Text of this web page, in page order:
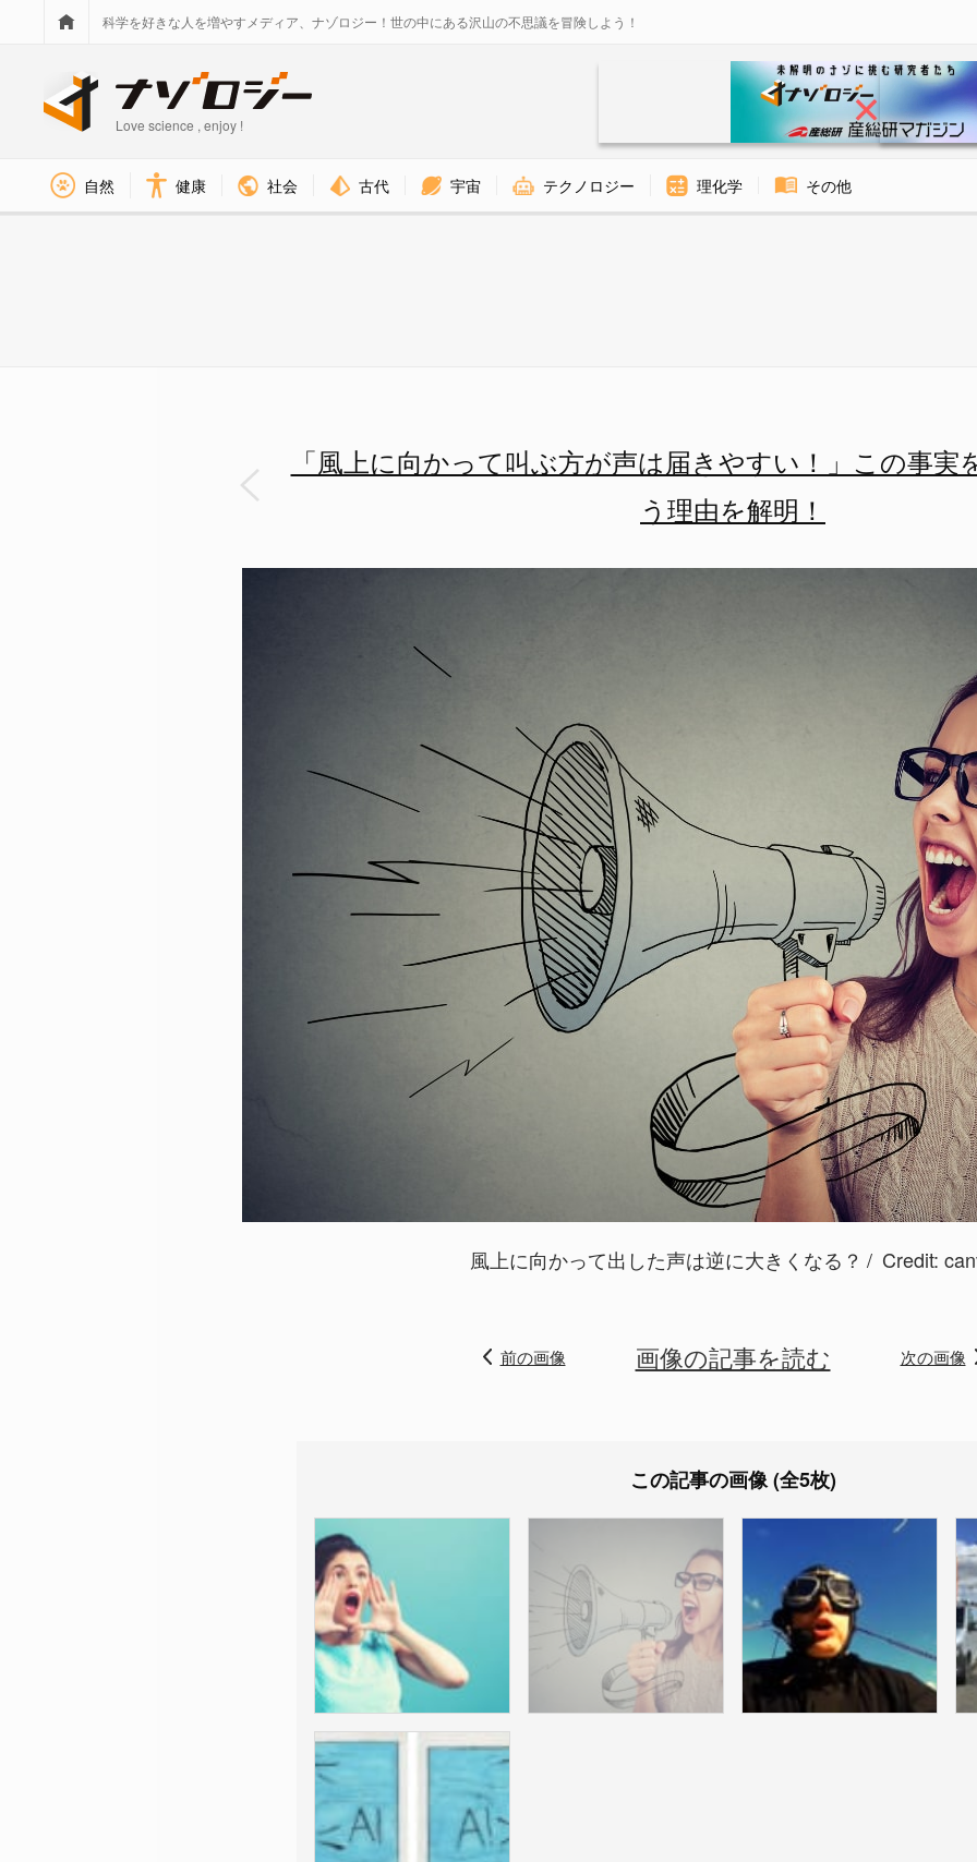
科学を好きな人を増やすメディア、ナゾロジー！世の中にある沢山の不思議を冒険しよう！
Love science , enjoy !
自然 健康 社会 古代 宇宙 テクノロジー 理化学 その他
「風上に向かって叫ぶ方が声は届きやすい！」この事実
う理由を解明！
風上に向かって出した声は逆に大きくなる？ Credit:
前の画像 画像の記事を読む 次の画像
この記事の画像 (全5枚)